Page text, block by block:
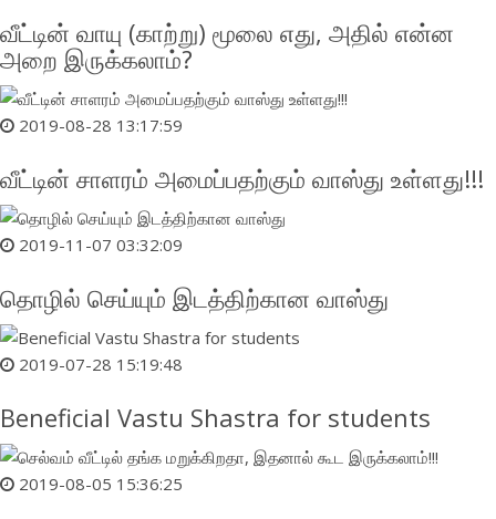
வீட்டின் வாயு (காற்று) மூலை எது, அதில் என்ன
அறை இருக்கலாம்?
2019-08-28 13:17:59
வீட்டின் சாளரம் அமைப்பதற்கும் வாஸ்து உள்ளது!!!
2019-11-07 03:32:09
தொழில் செய்யும் இடத்திற்கான வாஸ்து
2019-07-28 15:19:48
Beneficial Vastu Shastra for students
2019-08-05 15:36:25